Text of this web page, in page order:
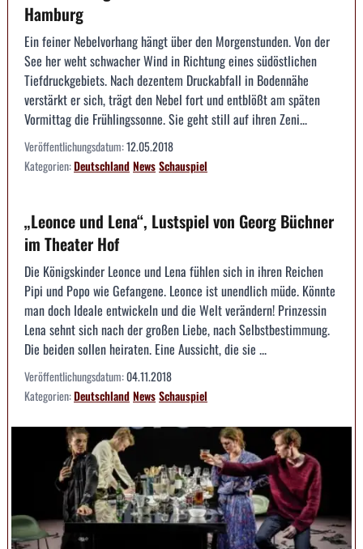
Hamburg
Ein feiner Nebelvorhang hängt über den Morgenstunden. Von der
See her weht schwacher Wind in Richtung eines südöstlichen
Tiefdruckgebiets. Nach dezentem Druckabfall in Bodennähe
verstärkt er sich, trägt den Nebel fort und entblößt am späten
Vormittag die Frühlingssonne. Sie geht still auf ihren Zeni...
Veröffentlichungsdatum:12.05.2018
Kategorien:DeutschlandNewsSchauspiel
„Leonce und Lena“, Lustspiel von Georg Büchner
im Theater Hof
Die Königskinder Leonce und Lena fühlen sich in ihren Reichen
Pipi und Popo wie Gefangene. Leonce ist unendlich müde. Könnte
man doch Ideale entwickeln und die Welt verändern! Prinzessin
Lena sehnt sich nach der großen Liebe, nach Selbstbestimmung.
Die beiden sollen heiraten. Eine Aussicht, die sie ...
Veröffentlichungsdatum:04.11.2018
Kategorien:DeutschlandNewsSchauspiel